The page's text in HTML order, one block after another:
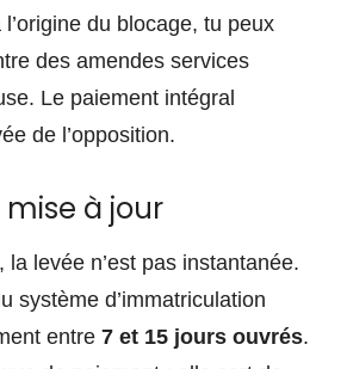
du blocage, tu peux
des amendes services
Le paiement intégral
de l’opposition.
mise à jour
la levée n’est pas instantanée.
système d’immatriculation
entre 7 et 15 jours ouvrés.